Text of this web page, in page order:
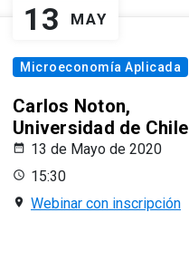
13 MAY
Microeconomía Aplicada
Carlos Noton,
Universidad de Chile
13 de Mayo de 2020
15:30
Webinar con inscripción